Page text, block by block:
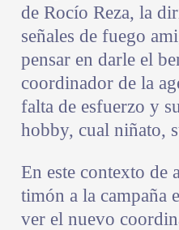
de Rocío Reza, la
señales de fuego
pensar en darle el
coordinador de la
falta de esfuerzo y
hobby, cual niñato,
En este contexto de
timón a la campaña
ver el nuevo